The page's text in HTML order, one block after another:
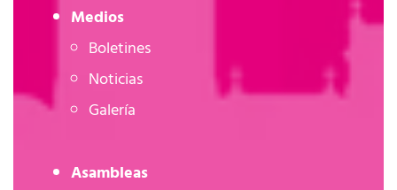
Medios
Boletines
Noticias
Galería
Asambleas